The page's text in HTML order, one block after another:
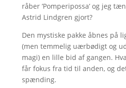
råber ’Pomperipossa’ og jeg
Astrid Lindgren gjort?
Den mystiske pakke åbnes på
(men temmelig uærbødigt og
magi) en lille bid af gangen.
får fokus fra tid til anden, og
spænding.